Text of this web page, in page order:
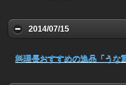
2014/07/15
料理長おすすめの逸品「うな